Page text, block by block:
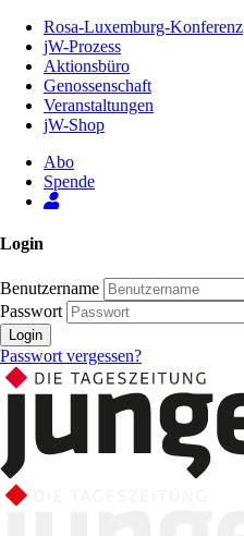
Inhalt
Seite
Rosa-Luxemburg-Konferenz
jW-Prozess
Aktionsbüro
Genossenschaft
Veranstaltungen
jW-Shop
Abo
Spende
Login
Benutzername
Passwort
Login
Passwort vergessen?